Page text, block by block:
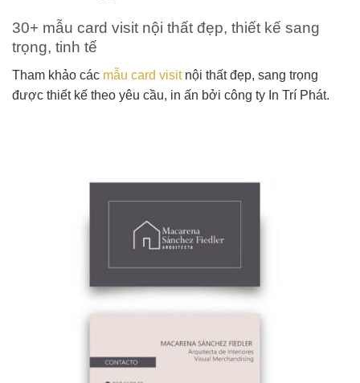
30+ mẫu card visit nội thất đẹp, thiết kế sang
trọng, tinh tế
Tham khảo các mẫu card visitnội thất đẹp, sang trọng
được thiết kế theo yêu cầu, in ấn bởi công ty In Trí Phát.